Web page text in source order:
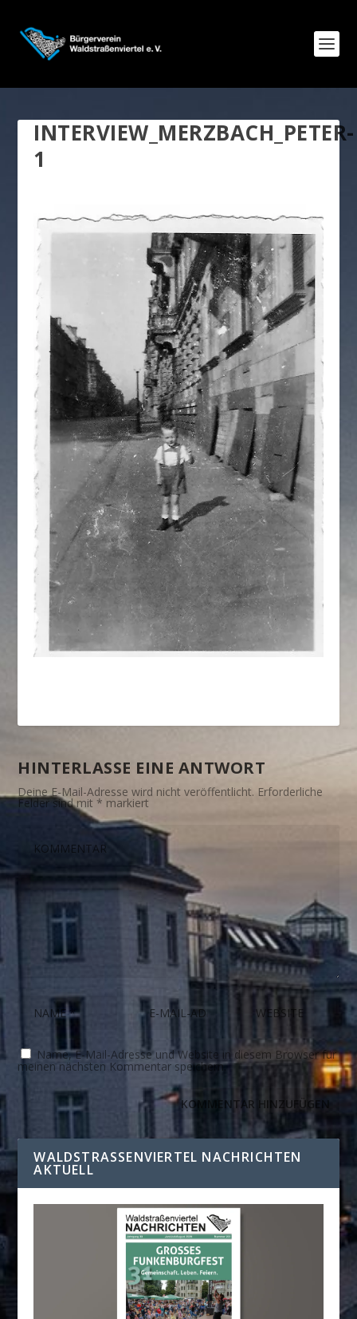
INTERVIEW_MERZBACH_PETER-
1
HINTERLASSE EINE ANTWORT
Deine E-Mail-Adresse wird nicht veröffentlicht. Erforderliche
Felder sind mit * markiert
Name, E-Mail-Adresse und Website in diesem Browser für
meinen nächsten Kommentar speichern.
WALDSTRASSENVIERTEL NACHRICHTEN A
KTUELL